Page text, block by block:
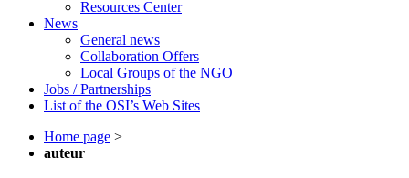
Resources Center
News
General news
Collaboration Offers
Local Groups of the NGO
Jobs / Partnerships
List of the OSI’s Web Sites
Home page >
auteur